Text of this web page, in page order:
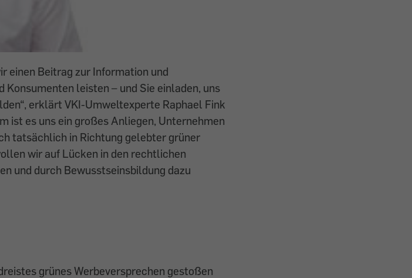
einen Beitrag zur Information und
Konsumenten leisten – und Sie einladen, uns
erklärt VKI-Umweltexperte Raphael Fink
ist es uns ein großes Anliegen, Unternehmen
tatsächlich in Richtung gelebter grüner
wir auf Lücken in den rechtlichen
und durch Bewusstseinsbildung dazu
grünes Werbeversprechen gestoßen